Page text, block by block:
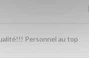
Personnel au top